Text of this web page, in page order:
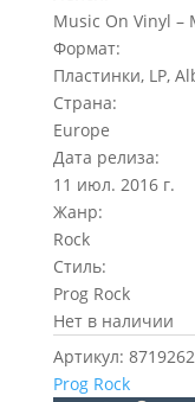
Music On Vinyl –
Формат:
Пластинки, LP,
Страна:
Europe
Дата релиза:
11 июл. 2016 г.
Жанр:
Rock
Стиль:
Prog Rock
Нет в наличии
Артикул:
Prog Rock